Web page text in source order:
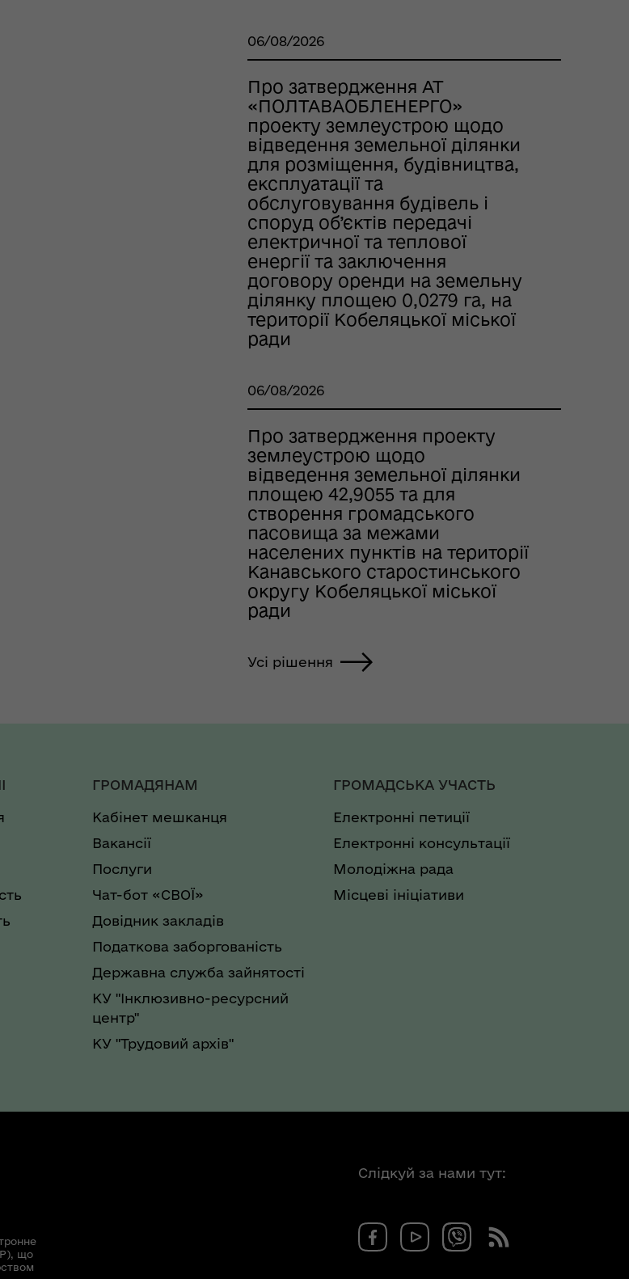
06/08/2026
Про затвердження AT
«ПОЛТАВАОБЛЕНЕРГО»
проекту землеустрою щодо
відведення земельної ділянки
для розміщення, будівництва,
експлуатації та
обслуговування будівель і
споруд об’єктів передачі
електричної та теплової
енергії та заключення
договору оренди на земельну
ділянку площею 0,0279 га, на
території Кобеляцької міської
ради
06/08/2026
Про затвердження проекту
землеустрою щодо
відведення земельної ділянки
площею 42,9055 та для
створення громадського
пасовища за межами
населених пунктів на території
Канавського старостинського
округу Кобеляцької міської
ради
Усі рішення
ГРОМАДЯНАМ
Кабінет мешканця
Вакансії
Послуги
Чат-бот «СВОЇ»
Довідник закладів
Податкова заборгованість
Державна служба зайнятості
КУ "Інклюзивно-ресурсний
центр"
КУ "Трудовий архів"
ГРОМАДСЬКА УЧАСТЬ
Електронні петиції
Електронні консультації
Молодіжна рада
Місцеві ініціативи
що
Слідкуй за нами тут: